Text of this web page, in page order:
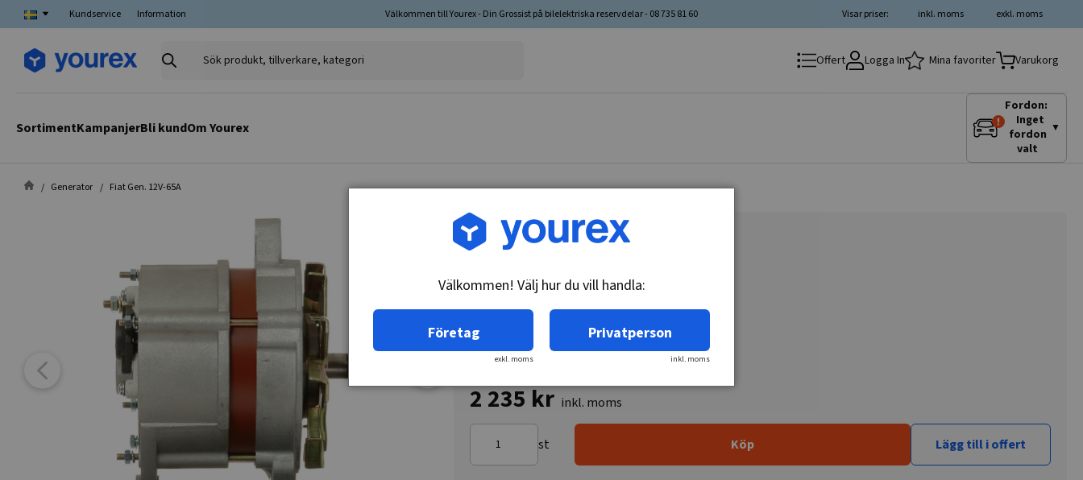
Kundservice Information Välkommen till Yourex - Din Grossist på bilelektriska reservdelar - 08 735 81 60 exkl. moms
inkl. moms
Visar priser:
Sök
Offert Logga In Mina favoriter Varukorg
SortimentKampanjerBli kundOm Yourex
Fordon:
Inget
fordon
valt
▼
Generator Fiat Gen. 12V-65A
Artikelnr: 90-165-3675
2 235 kr inkl. moms
st Köp Lägg till i offert
Välkommen! Välj hur du vill handla:
Företag
exkl. moms
Privatperson
inkl. moms